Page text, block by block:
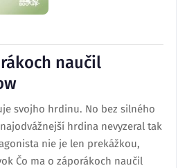
naučil
svojho hrdinu. No bez silného
hrdina nevyzeral tak
nie je len prekážkou,
Čo ma o záporákoch naučil